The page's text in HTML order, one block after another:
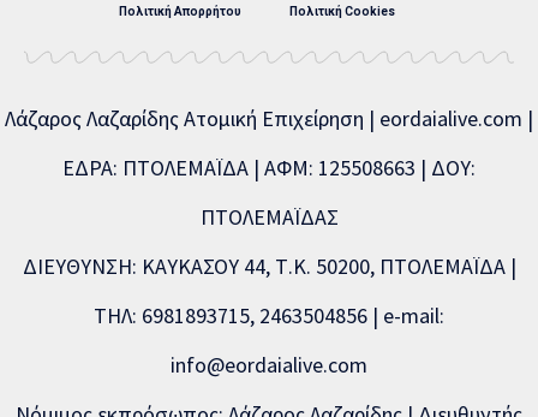
Πολιτική Απορρήτου Πολιτική Cookies
Λάζαρος Λαζαρίδης Ατομική Επιχείρηση | eordaialive.com |
ΕΔΡΑ: ΠΤΟΛΕΜΑΪΔΑ | ΑΦΜ: 125508663 | ΔΟΥ:
ΠΤΟΛΕΜΑΪΔΑΣ
ΔΙΕΥΘΥΝΣΗ: ΚΑΥΚΑΣΟΥ 44, Τ.Κ. 50200, ΠΤΟΛΕΜΑΪΔΑ |
ΤΗΛ: 6981893715, 2463504856 | e-mail:
info@eordaialive.com